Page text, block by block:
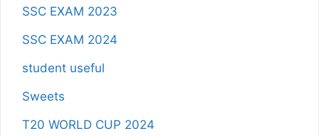
SSC EXAM 2023
SSC EXAM 2024
student useful
Sweets
T20 WORLD CUP 2024